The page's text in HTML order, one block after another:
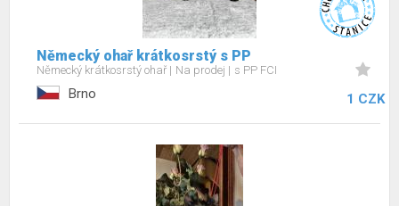
Německý ohař krátkosrstý s PP
Německý krátkosrstý ohař Na prodej s PP FCI
Brno 1 CZK